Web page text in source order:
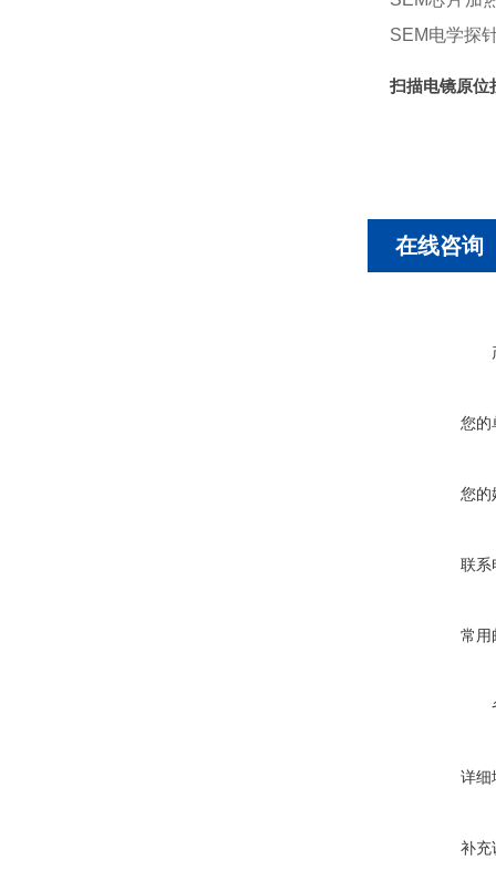
SEM电学探
扫描电镜原位
在线咨询
您的
您的
联系
常用
详细
补充